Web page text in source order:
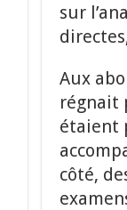
sur
Aux
régnait
étaient
côté,